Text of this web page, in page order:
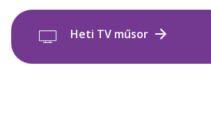
Heti TV műsor